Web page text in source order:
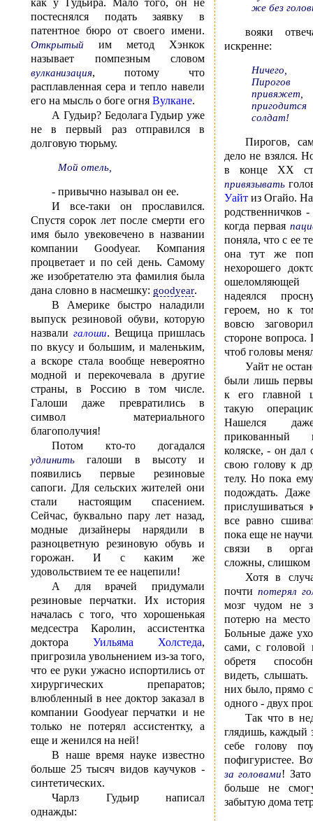
как у Гудьира. Мало того, он не
постеснялся подать заявку в
патентное бюро от своего имени.
Открытый им метод Хэнкок
называет помпезным словом
вулканизация, потому что
расплавленная сера и тепло навели
его на мысль о боге огня Вулкане.
А Гудьир? Бедолага Гудьир уже
не в первый раз отправился в
долговую тюрьму.
Мой отель,
- привычно называл он ее.
И все-таки он прославился.
Спустя сорок лет после смерти его
имя было увековечено в названии
компании Goodyear. Компания
процветает и по сей день. Самому
же изобретателю эта фамилия была
дана словно в насмешку: goodyear.
В Америке быстро наладили
выпуск резиновой обуви, которую
назвали галоши. Вещица пришлась
по вкусу и большим, и маленьким,
а вскоре стала вообще невероятно
модной и перекочевала в другие
страны, в Россию в том числе.
Галоши даже превратились в
символ материального
благополучия!
Потом кто-то догадался
удлинить галоши в высоту и
появились первые резиновые
сапоги. Для сельских жителей они
стали настоящим спасением.
Сейчас, буквально пару лет назад,
модные дизайнеры нарядили в
разноцветную резиновую обувь и
горожан. И с каким же
удовольствием те ее нацепили!
А для врачей придумали
резиновые перчатки. Их история
началась с того, что хорошенькая
медсестра Каролин, ассистентка
доктора Уильяма Холстеда,
пригрозила увольнением из-за того,
что ее руки ужасно испортились от
хирургических препаратов;
влюбленный в нее доктор заказал в
компании Goodyear перчатки и не
только не потерял ассистентку, а
еще и женился на ней!
В наше время науке известно
больше 25 тысяч видов каучуков -
синтетических.
Чарлз Гудьир написал
однажды:
же без
вояки
искренне:
Ничего,
Пирогов
привяжет,
солдат!
Пирогов,
дело не взялся.
в конце XX
привязывать
Уайтиз Огайо.
родственничков -
когда первая
поняла, что с ее
она тут же
нехорошего
ошеломляющей
надеялся
героем, но к
вовсю
стороне
чтоб головы
Уайт не
были лишь
к его главной
такую
Нашелся
прикованный
коляске, - он дал
свою голову к
телу. Но пока
подождать.
прислушиваться
все равно
пока еще не
связи в
сложны, слишком
Хотя в
почти потерял
мозг чудом не
потерю на
Больные даже
сами, с головой
обретя
видеть,
них было, прямо
одного - двух
Так что в
глядишь, каждый
себе голову
пофигуристее.
за головами!
больше не
забытую дома